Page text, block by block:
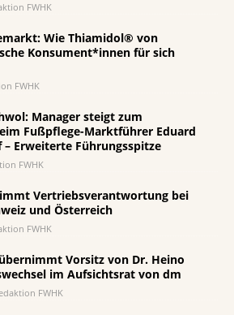
FWHK
Wie Thiamidol® von
Konsument*innen für sich
FWHK
Manager steigt zum
Fußpflege-Marktführer Eduard
– Erweiterte Führungsspitze
FWHK
Vertriebsverantwortung bei
und Österreich
FWHK
Vorsitz von Dr. Heino
im Aufsichtsrat von dm
FWHK